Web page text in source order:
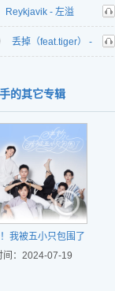
Reykjavik - 左溢
听
丢掉（feat.tiger） -
听
的其它专辑
我被五小只包围了
间：2024-07-19